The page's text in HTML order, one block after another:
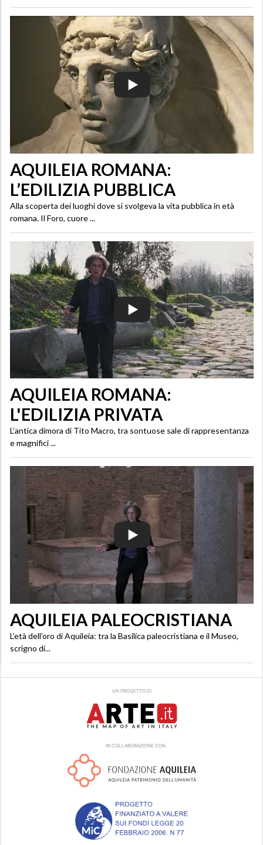
AQUILEIA ROMANA:
L’EDILIZIA PUBBLICA
Alla scoperta dei luoghi dove si svolgeva la vita pubblica in età
romana. Il Foro, cuore ...
AQUILEIA ROMANA:
L'EDILIZIA PRIVATA
L’antica dimora di Tito Macro, tra sontuose sale di rappresentanza
e magnifici ...
AQUILEIA PALEOCRISTIANA
L’età dell’oro di Aquileia: tra la Basilica paleocristiana e il Museo,
scrigno di...
UN PROGETTO DI
IN COLLABORAZIONE CON